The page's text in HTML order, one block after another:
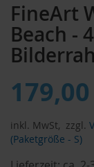
FineArt
Beach -
inkl. MwSt, zzgl.
(Paketgröße - S)
der
Bildergalerie
springen